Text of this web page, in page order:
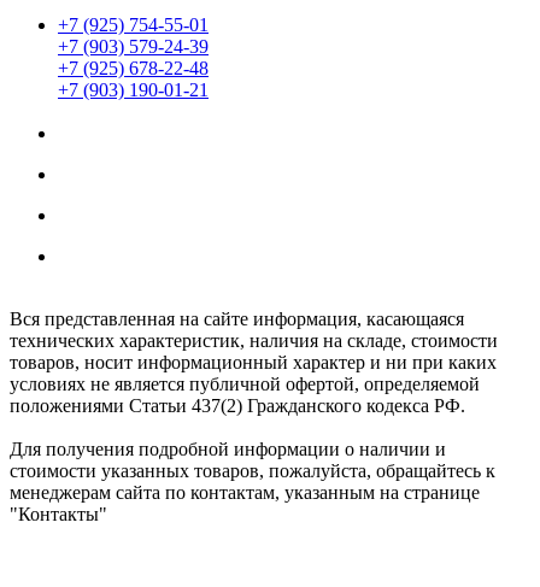
+7 (925) 754-55-01
+7 (903) 579-24-39
+7 (925) 678-22-48
+7 (903) 190-01-21
Вся представленная на сайте информация, касающаяся
технических характеристик, наличия на складе, стоимости
товаров, носит информационный характер и ни при каких
условиях не является публичной офертой, определяемой
положениями Статьи 437(2) Гражданского кодекса РФ.
Для получения подробной информации о наличии и
стоимости указанных товаров, пожалуйста, обращайтесь к
менеджерам сайта по контактам, указанным на странице
"Контакты"